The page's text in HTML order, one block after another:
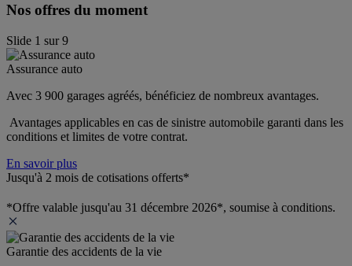
Nos offres du moment
Slide 1 sur9
Assurance auto
Avec 3 900 garages agréés, bénéficiez de nombreux avantages.
Avantages applicables en cas de sinistre automobile garanti dans les
conditions et limites de votre contrat.
En savoir plus
Jusqu'à 2 mois de cotisations offerts*
*Offre valable jusqu'au 31 décembre 2026*, soumise à conditions.
Garantie des accidents de la vie